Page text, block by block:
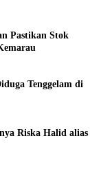
Pastikan Stok
Tenggelam di
Riska Halid alias